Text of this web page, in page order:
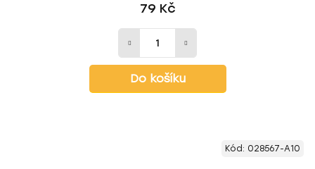
79 Kč
Do košíku
Kód: 028567-A10